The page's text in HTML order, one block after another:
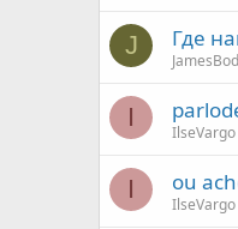
J Где
I
IlseVargo
I ou
IlseVargo